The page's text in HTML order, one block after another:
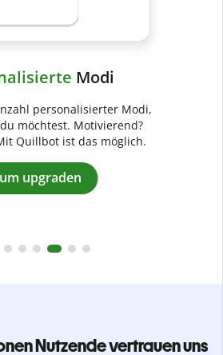
Nutzende vertrauen uns